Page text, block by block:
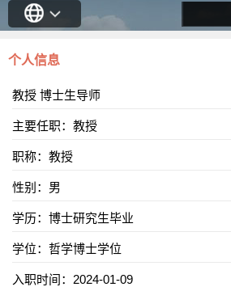
个人信息
教授 博士生导师
主要任职：教授
职称：教授
性别：男
学历：博士研究生毕业
学位：哲学博士学位
入职时间：2024-01-09